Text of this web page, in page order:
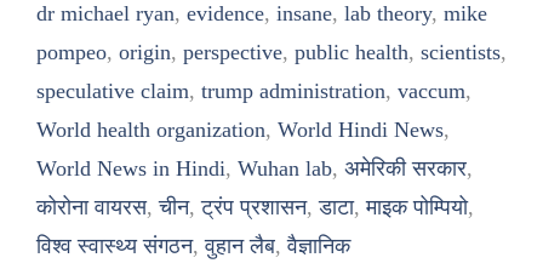
dr michael ryan, evidence, insane, lab theory, mike
pompeo, origin, perspective, public health, scientists,
speculative claim, trump administration, vaccum,
World health organization, World Hindi News,
World News in Hindi, Wuhan lab, अमेरिकी सरकार,
कोरोना वायरस,चीन,ट्रंप प्रशासन,डाटा,माइक पोम्पियो,
विश्व स्वास्थ्य संगठन,वुहान लैब,वैज्ञानिक